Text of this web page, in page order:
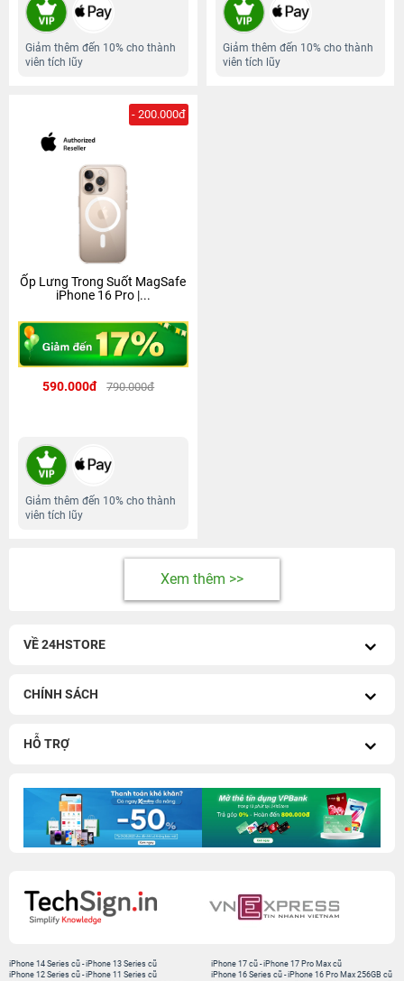
Giảm thêm đến 10% cho thành
viên tích lũy
Giảm thêm đến 10% cho thành
viên tích lũy
- 200.000đ
Ốp Lưng Trong Suốt MagSafe
iPhone 16 Pro |...
590.000đ 790.000đ
Giảm thêm đến 10% cho thành
viên tích lũy
Xem thêm >>
VỀ 24HSTORE
CHÍNH SÁCH
HỖ TRỢ
iPhone 14 Series cũ -iPhone 13 Series cũ
iPhone 12 Series cũ -iPhone 11 Series cũ
iPhone 17 cũ -iPhone 17 Pro Max cũ
iPhone 16 Series cũ - iPhone 16 Pro Max 256GB cũ